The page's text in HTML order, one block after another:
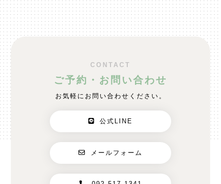
CONTACT
ご予約・お問い合わせ
お気軽にお問い合わせください。
公式LINE
メールフォーム